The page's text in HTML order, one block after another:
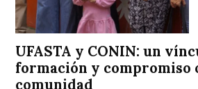
UFASTA y CONIN: un
formación y compromiso
comunidad